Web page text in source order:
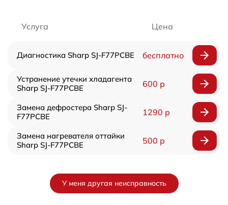
Услуга Цена
Диагностика Sharp SJ-F77PCBE бесплатно
Устранение утечки хладагента
Sharp SJ-F77PCBE
600 р
Замена дефростера Sharp SJ-
F77PCBE
1290 р
Замена нагревателя оттайки
Sharp SJ-F77PCBE
500 р
У меня другая неисправность